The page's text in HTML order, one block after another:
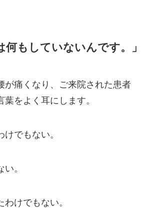
何もしていないんです。」
が痛くなり、ご来院された患者
葉をよく耳にします。
でもない。
。
けでもない。